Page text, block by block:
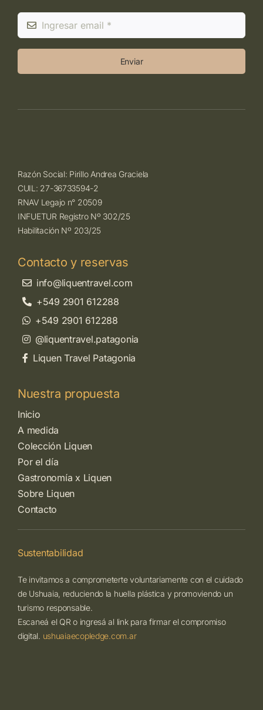
Enviar
Razón Social: Pirillo Andrea Graciela
CUIL: 27-36733594-2
RNAV Legajo n° 20509
INFUETUR Registro Nº 302/25
Habilitación Nº 203/25
Nuestra propuesta
Inicio
A medida
Colección Liquen
Por el día
Gastronomía x Liquen
Sobre Liquen
Contacto
Contacto y reservas
info@liquentravel.com
+549 2901 612288
+549 2901 612288
@liquentravel.patagonia
Liquen Travel Patagonia
Sustentabilidad
Te invitamos a comprometerte voluntariamente con el cuidado
de Ushuaia, reduciendo la huella plástica y promoviendo un
turismo responsable.
Escaneá el QR o ingresá al link para firmar el compromiso
digital. ushuaiaecopledge.com.ar